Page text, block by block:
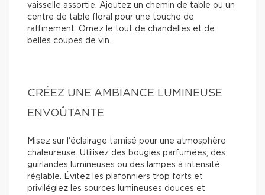
vaisselle assortie. Ajoutez un chemin de table ou un
centre de table floral pour une touche de
raffinement. Ornez le tout de chandelles et de
belles coupes de vin.
CRÉEZ UNE AMBIANCE LUMINEUSE
ENVOÛTANTE
Misez sur l'éclairage tamisé pour une atmosphère
chaleureuse. Utilisez des bougies parfumées, des
guirlandes lumineuses ou des lampes à intensité
réglable. Évitez les plafonniers trop forts et
privilégiez les sources lumineuses douces et